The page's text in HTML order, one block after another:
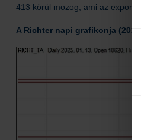
413 körül mozog, ami az export
A Richter napi grafikonja